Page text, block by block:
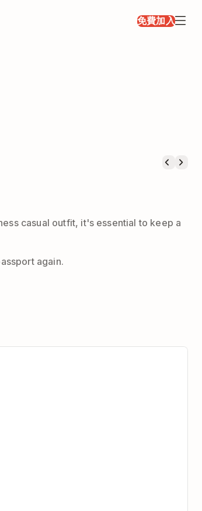
免費加入
casual outfit, it's essential to keep a
again.